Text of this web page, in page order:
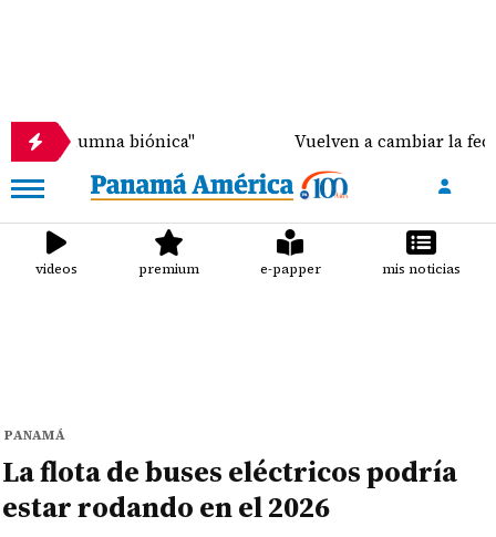
biónica" Vuelven a cambiar la fecha de
videos premium e-papper mis noticias
PANAMÁ
La flota de buses eléctricos podría
estar rodando en el 2026